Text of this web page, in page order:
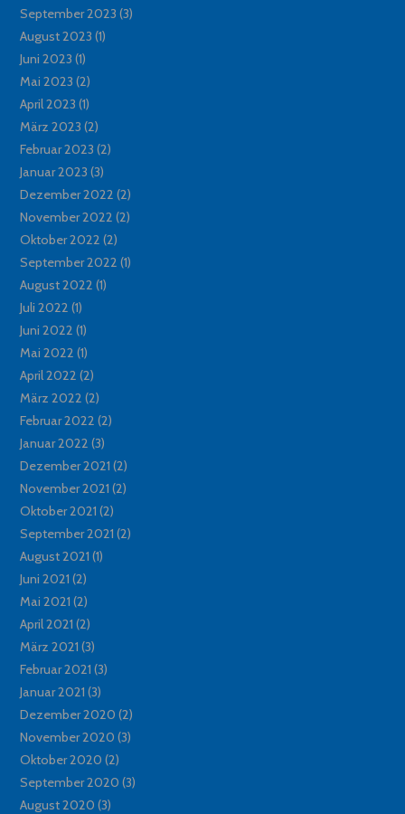
September 2023 (3)
August 2023 (1)
Juni 2023 (1)
Mai 2023 (2)
April 2023 (1)
März 2023 (2)
Februar 2023 (2)
Januar 2023 (3)
Dezember 2022 (2)
November 2022 (2)
Oktober 2022 (2)
September 2022 (1)
August 2022 (1)
Juli 2022 (1)
Juni 2022 (1)
Mai 2022 (1)
April 2022 (2)
März 2022 (2)
Februar 2022 (2)
Januar 2022 (3)
Dezember 2021 (2)
November 2021 (2)
Oktober 2021 (2)
September 2021 (2)
August 2021 (1)
Juni 2021 (2)
Mai 2021 (2)
April 2021 (2)
März 2021 (3)
Februar 2021 (3)
Januar 2021 (3)
Dezember 2020 (2)
November 2020 (3)
Oktober 2020 (2)
September 2020 (3)
August 2020 (3)